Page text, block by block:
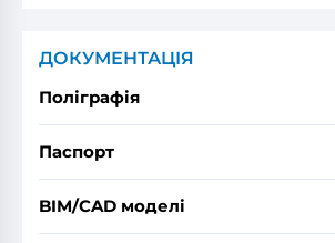
ДОКУМЕНТАЦІЯ
Поліграфія
Паспорт
BIM/CAD моделі